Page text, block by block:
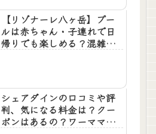
【リゾナーレ八ヶ岳】プー
ルは赤ちゃん・子連れで日
帰りでも楽しめる？混雑状
シェアダインの口コミや評
判、気になる料金は？クー
ポンはあるの？ワーママ的